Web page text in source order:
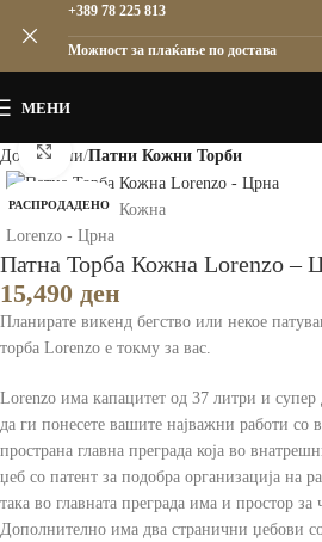
МЕНИ
Дома Жени Патни Кожни Торби
РАСПРОДАДЕНО
Зголеми
Патна Торба Кожна Lorenzo –
15,490 ден
Планирате викенд бегство или некое
торба Lorenzo е токму за вас.
Lorenzo има капацитет од 37 литри и
да ги понесете вашите најважни работи со
пространа главна преграда која во
џеб со патент за подобра организација на
така во главната преграда има и простор за
Дополнително има два странични џебови
+389 78 225 813
Можност за плаќање по достава